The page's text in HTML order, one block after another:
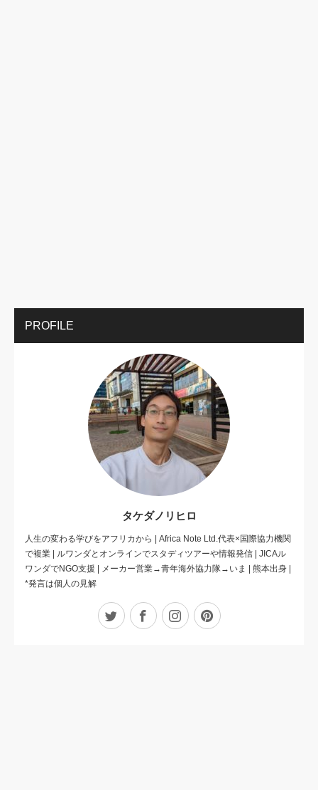
PROFILE
タケダノリヒロ
人生の変わる学びをアフリカから | Africa Note Ltd.代表×国際協力機関
で複業 | ルワンダとオンラインでスタディツアーや情報発信 | JICAル
ワンダでNGO支援 | メーカー営業→青年海外協力隊→いま | 熊本出身 |
*発言は個人の見解
Twitter FacebookInstagramPinterest